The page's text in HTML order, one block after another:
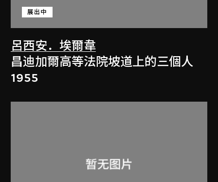
呂西安．埃爾韋
展出中
昌迪加爾高等法院坡道上的三個人
1955